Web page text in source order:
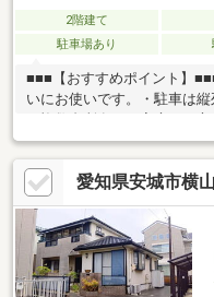
2階建て
駐車場あり
■■■【おすすめポイント】
いにお使いです。・駐車は
るストックルームや可動棚
ゼットを備え、住まい全体
置がしやすい設計。家事動
にサポートします。・最寄
用もしやすいエリアで、落
ます。・築年数の浅さと収
物施設や公園があり、日々の
愛知県安城市横